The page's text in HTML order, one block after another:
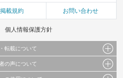
掲載規約 お問い合わせ
個人情報保護方針
転載について
写真、イラスト、画像データ等）及びこれらの配
の声について